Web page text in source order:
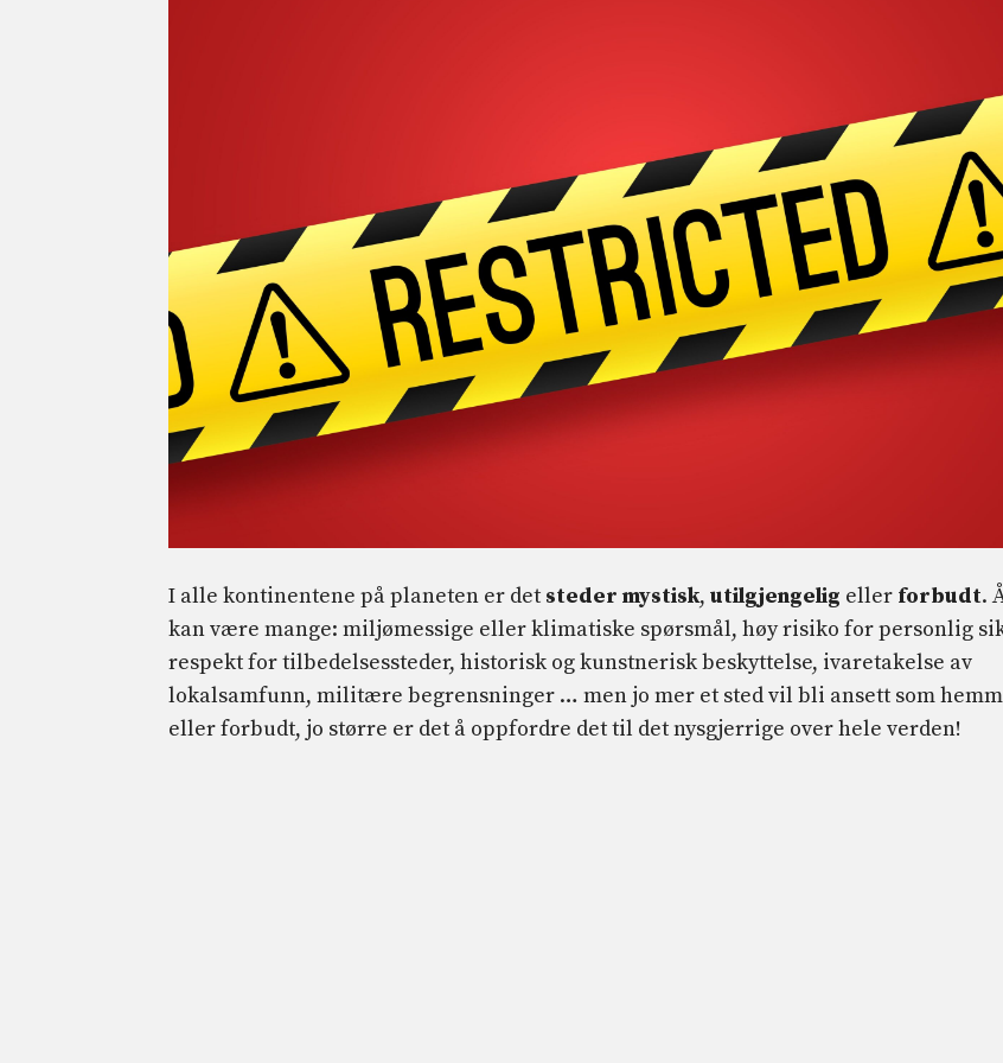
I alle kontinentene på planeten er det steder mystisk, utilgjengelig eller forbudt.
kan være mange: miljømessige eller klimatiske spørsmål, høy risiko for personlig
respekt for tilbedelsessteder, historisk og kunstnerisk beskyttelse, ivaretakelse av
lokalsamfunn, militære begrensninger … men jo mer et sted vil bli ansett som
eller forbudt, jo større er det å oppfordre det til det nysgjerrige over hele verden!